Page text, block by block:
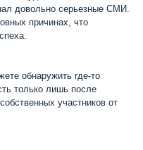
довольно серьезные СМИ.
причинах, что
обнаружить где-то
только лишь после
участников от